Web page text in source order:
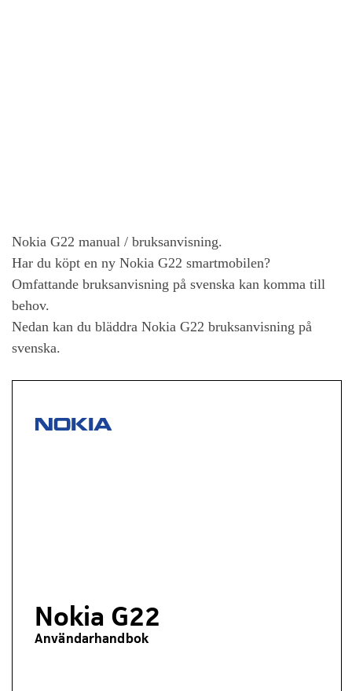
Nokia G22 manual / bruksanvisning.
Har du köpt en ny Nokia G22 smartmobilen?
Omfattande bruksanvisning på svenska kan komma till
behov.
Nedan kan du bläddra Nokia G22 bruksanvisning på
svenska.